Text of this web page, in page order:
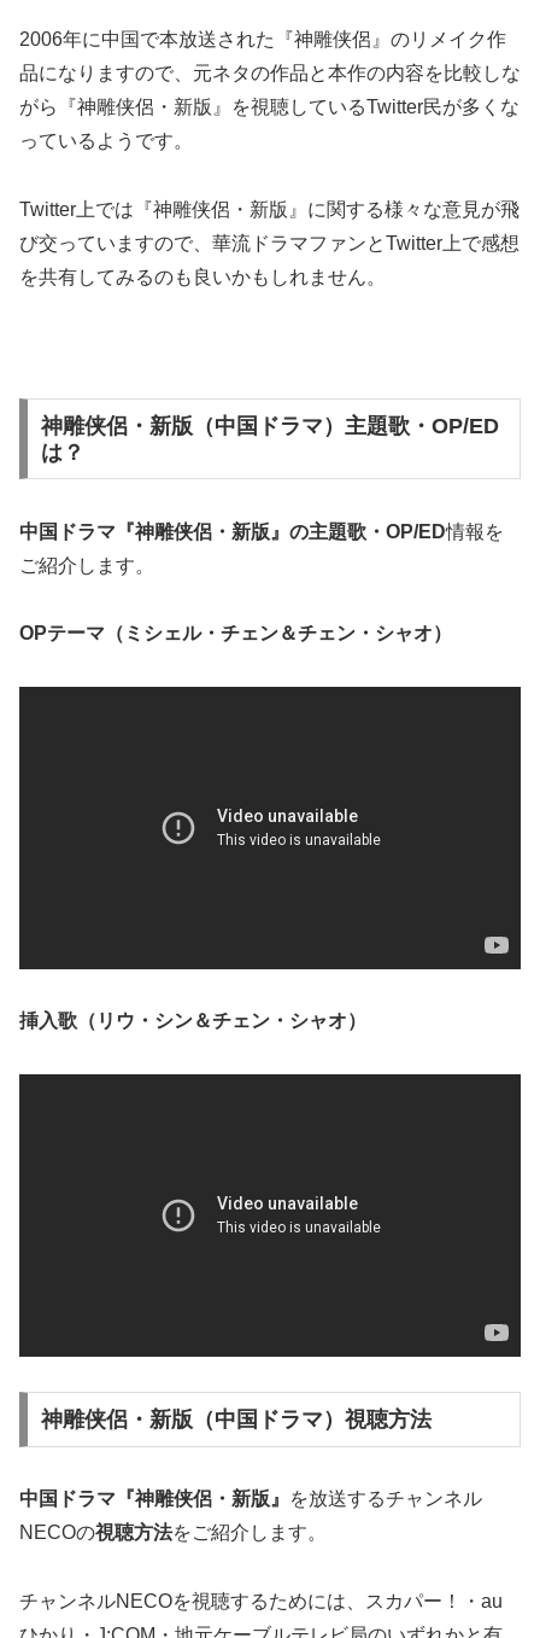
2006年に中国で本放送された『神雕侠侶』のリメイク作
品になりますので、元ネタの作品と本作の内容を比較しな
がら『神雕侠侶・新版』を視聴しているTwitter民が多くな
っているようです。
Twitter上では『神雕侠侶・新版』に関する様々な意見が飛
び交っていますので、華流ドラマファンとTwitter上で感想
を共有してみるのも良いかもしれません。
神雕侠侶・新版（中国ドラマ）主題歌・OP/ED
は？
中国ドラマ『神雕侠侶・新版』の主題歌・OP/ED情報を
ご紹介します。
OPテーマ（ミシェル・チェン＆チェン・シャオ）
挿入歌（リウ・シン＆チェン・シャオ）
神雕侠侶・新版（中国ドラマ）視聴方法
中国ドラマ『神雕侠侶・新版』
を放送するチャンネル
NECOの視聴方法をご紹介します。
チャンネルNECOを視聴するためには、スカパー！・au